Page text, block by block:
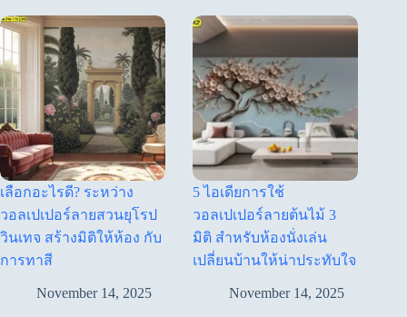
เลือกอะไรดี? ระหว่าง
วอลเปเปอร์ลายสวนยุโรป
วินเทจ สร้างมิติให้ห้อง กับ
การทาสี
November 14, 2025
5 ไอเดียการใช้
วอลเปเปอร์ลายต้นไม้ 3
มิติ สำหรับห้องนั่งเล่น
เปลี่ยนบ้านให้น่าประทับใจ
November 14, 2025